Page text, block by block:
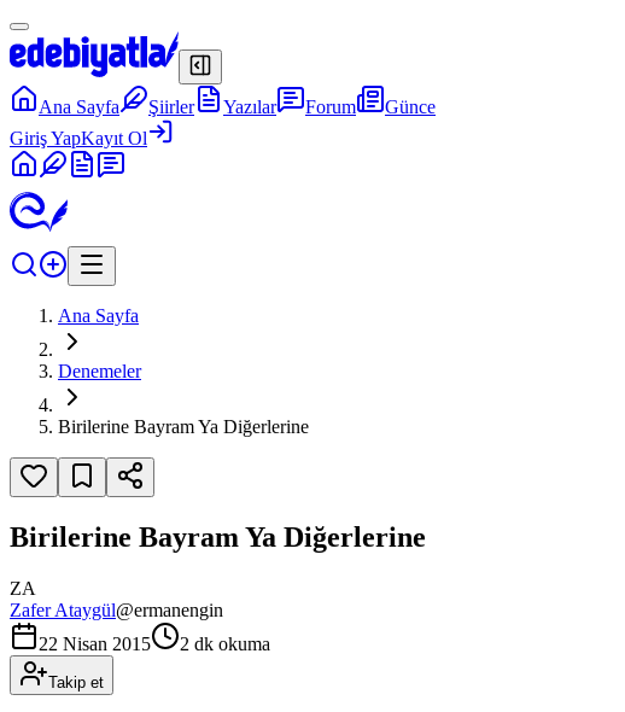
Ana Sayfa Şiirler Yazılar Forum
Günce
Giriş YapKayıt Ol
Ana Sayfa
Denemeler
Birilerine Bayram Ya Diğerlerine
Birilerine Bayram Ya Diğerlerine
ZA
Zafer Ataygül@ermanengin
22 Nisan 2015
2 dk okuma
Takip et